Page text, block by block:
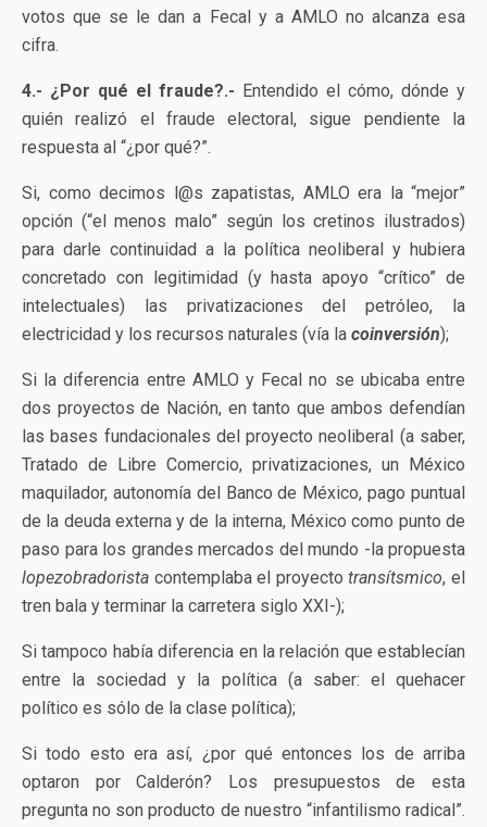
votos que se le dan a Fecal y a AMLO no alcanza esa
cifra.
4.- ¿Por qué el fraude?.- Entendido el cómo, dónde y
quién realizó el fraude electoral, sigue pendiente la
respuesta al “¿por qué?”.
Si, como decimos l@s zapatistas, AMLO era la “mejor”
opción (“el menos malo” según los cretinos ilustrados)
para darle continuidad a la política neoliberal y hubiera
concretado con legitimidad (y hasta apoyo “crítico” de
intelectuales) las privatizaciones del petróleo, la
electricidad y los recursos naturales (vía la coinversión);
Si la diferencia entre AMLO y Fecal no se ubicaba entre
dos proyectos de Nación, en tanto que ambos defendían
las bases fundacionales del proyecto neoliberal (a saber,
Tratado de Libre Comercio, privatizaciones, un México
maquilador, autonomía del Banco de México, pago puntual
de la deuda externa y de la interna, México como punto de
paso para los grandes mercados del mundo -la propuesta
lopezobradorista contemplaba el proyectotransítsmico, el
tren bala y terminar la carretera siglo XXI-);
Si tampoco había diferencia en la relación que establecían
entre la sociedad y la política (a saber: el quehacer
político es sólo de la clase política);
Si todo esto era así, ¿por qué entonces los de arriba
optaron por Calderón? Los presupuestos de esta
pregunta no son producto de nuestro “infantilismo radical”.